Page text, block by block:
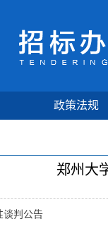
政策法规
郑州大
谈判公告